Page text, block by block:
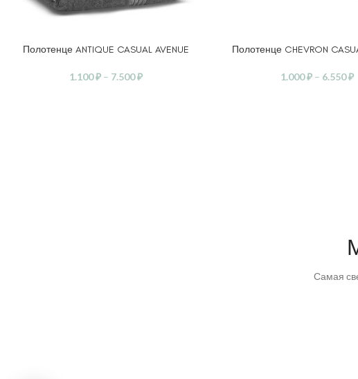
ВЫБЕРИТЕ ПАРАМЕТРЫ
Полотенце ANTIQUE CASUAL AVENUE
1.100₽ – 7.500₽
ВЫБЕРИТЕ ПАРАМЕТРЫ
Полотенце CHEVRON
1.000₽ – 6.550₽
Самая